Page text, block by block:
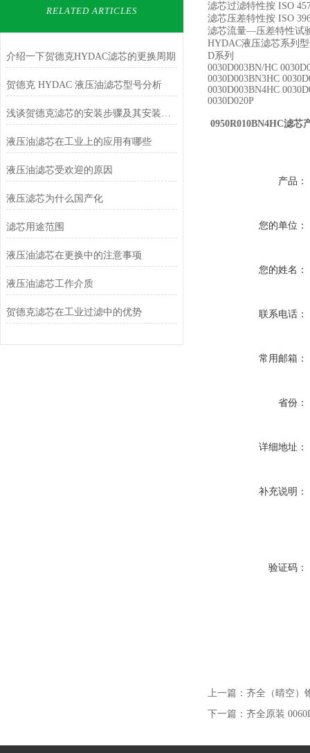
RELATED ARTICLES
介绍一下贺德克HYDAC滤芯的更换周期
贺德克 HYDAC 液压油滤芯型号分析
浅谈贺德克滤芯的安装步骤及其安装注意事项
液压油滤芯在工业上的应用有哪些
液压油滤芯受欢迎的原因
液压滤芯为什么国产化
滤芯用途范围
液压油滤芯在更换中的注意事项
液压油滤芯工作介质
贺德克滤芯在工业过滤中的优势
滤芯过滤特性按 ISO
滤芯压差特性按 ISO
滤芯流量—压差特性试
HYDAC液压滤芯系列
D系列
0030D003BN/HC
0030D003BN3HC
0030D003BN4HC
0030D020P
0950R010BN4HC滤芯
产品：
您的单位：
您的姓名：
联系电话：
常用邮箱：
省份：
详细地址：
补充说明：
验证码：
上一篇： 齐全（晴空）
下一篇： 齐全原装